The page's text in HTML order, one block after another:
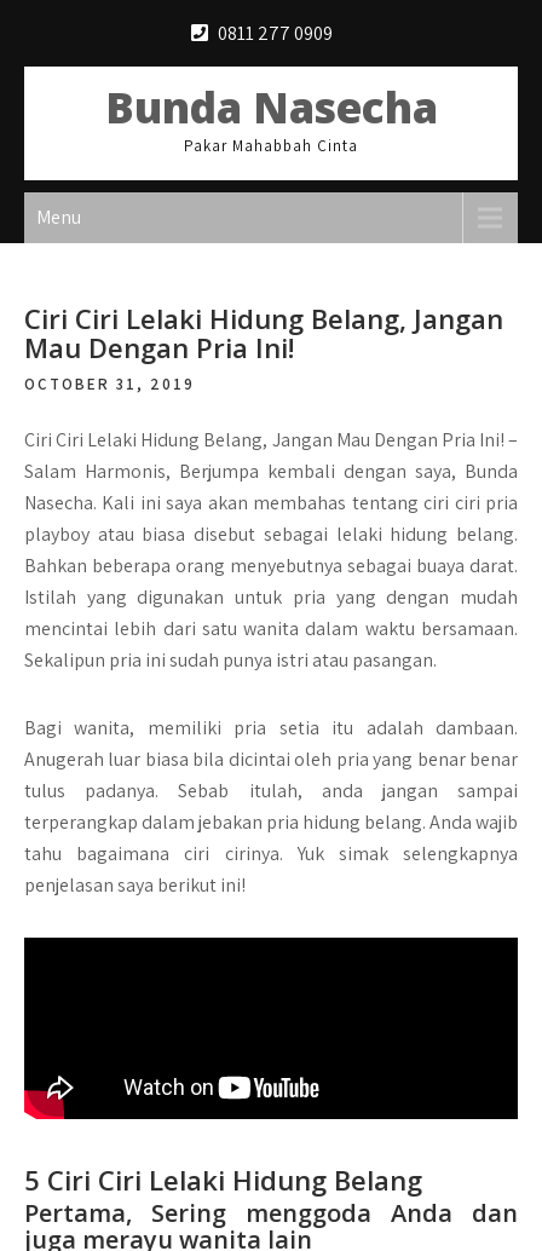
0811 277 0909
Bunda Nasecha
Pakar Mahabbah Cinta
Menu
Ciri Ciri Lelaki Hidung Belang, Jangan
Mau Dengan Pria Ini!
OCTOBER 31, 2019
Ciri Ciri Lelaki Hidung Belang, Jangan Mau Dengan Pria Ini!–
Salam Harmonis, Berjumpa kembali dengan saya, Bunda
Nasecha. Kali ini saya akan membahas tentang ciri ciri pria
playboy atau biasa disebut sebagai lelaki hidung belang.
Bahkan beberapa orang menyebutnya sebagai buaya darat.
Istilah yang digunakan untuk pria yang dengan mudah
mencintai lebih dari satu wanita dalam waktu bersamaan.
Sekalipun pria ini sudah punya istri atau pasangan.
Bagi wanita, memiliki pria setia itu adalah dambaan.
Anugerah luar biasa bila dicintai oleh pria yang benar benar
tulus padanya. Sebab itulah, anda jangan sampai
terperangkap dalam jebakan pria hidung belang. Anda wajib
tahu bagaimana ciri cirinya. Yuk simak selengkapnya
penjelasan saya berikut ini!
5 Ciri Ciri Lelaki Hidung Belang
Pertama, Sering menggoda Anda dan
juga merayu wanita lain